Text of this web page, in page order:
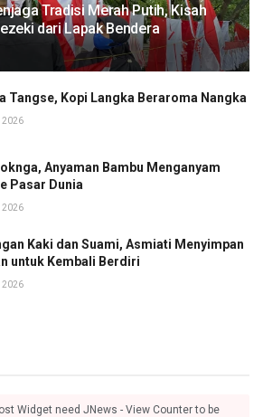
Tradisi Merah Putih, Kisah
dari Lapak Bendera
Tangse, Kopi Langka Beraroma Nangka
2026
Anyaman Bambu Menganyam
Pasar Dunia
2026
Kaki dan Suami, Asmiati Menyimpan
untuk Kembali Berdiri
2026
Widget need JNews - View Counter to be